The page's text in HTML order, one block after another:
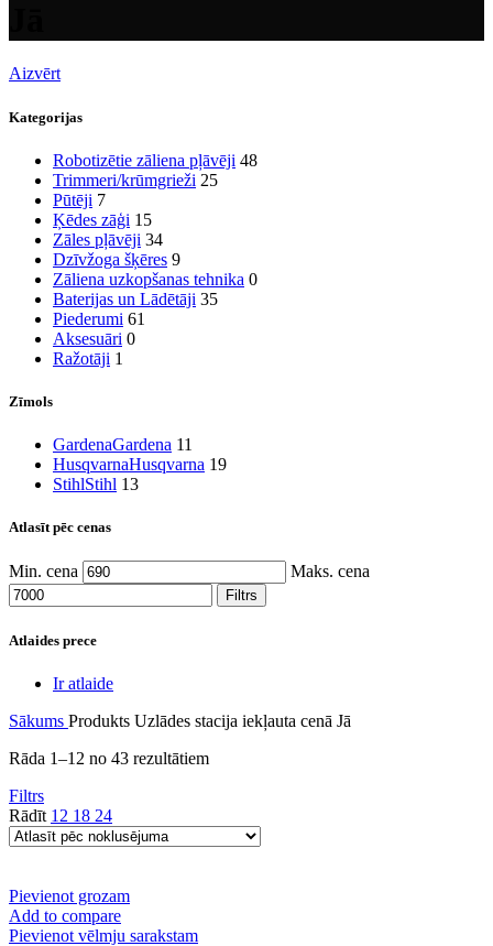
Aizvērt
Kategorijas
Robotizētie zāliena pļāvēji 48
Trimmeri/krūmgrieži 25
Pūtēji 7
Ķēdes zāģi 15
Zāles pļāvēji 34
Dzīvžoga šķēres 9
Zāliena uzkopšanas tehnika 0
Baterijas un Lādētāji 35
Piederumi 61
Aksesuāri 0
Ražotāji 1
Zīmols
GardenaGardena 11
HusqvarnaHusqvarna 19
StihlStihl 13
Atlasīt pēc cenas
Min. cena Maks. cena
Filtrs
Atlaides prece
Ir atlaide
Sākums Produkts Uzlādes stacija iekļauta cenā Jā
Rāda 1–12 no 43 rezultātiem
Filtrs
Rādīt 12 18 24
Pievienot grozam
Add to compare
Pievienot vēlmju sarakstam